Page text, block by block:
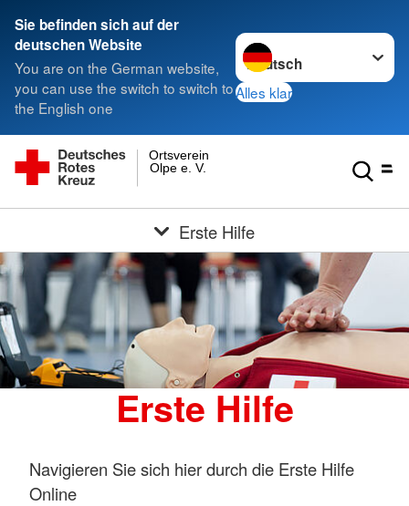
Sie befinden sich auf der
deutschen Website
You are on the German website,
you can use the switch to switch to
the English one
Sprache wechseln zu
Alles klar
Olpe e. V.
Ortsverein
Erste Hilfe
Erste Hilfe
Navigieren Sie sich hier durch die Erste Hilfe
Online